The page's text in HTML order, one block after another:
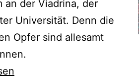
an der Viadrina, der
Universität. Denn die
Opfer sind allesamt